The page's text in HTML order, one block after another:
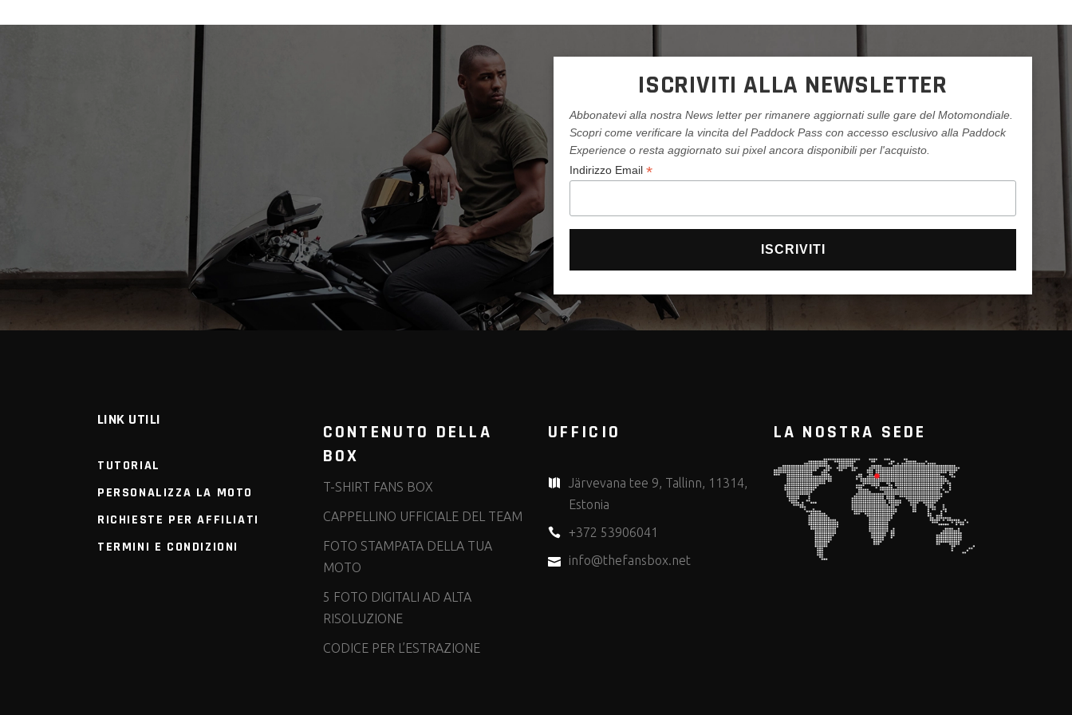
ISCRIVITI ALLA NEWSLETTER
Abbonatevi alla nostra News letter per rimanere aggiornati sulle gare del Motomondiale.
Scopri come verificare la vincita del Paddock Pass con accesso esclusivo alla Paddock
Experience o resta aggiornato sui pixel ancora disponibili per l'acquisto.
Indirizzo Email *
LINK UTILI
TUTORIAL
PERSONALIZZA LA MOTO
RICHIESTE PER AFFILIATI
TERMINI E CONDIZIONI
CONTENUTO DELLA
BOX
T-SHIRT FANS BOX
CAPPELLINO UFFICIALE DEL TEAM
FOTO STAMPATA DELLA TUA
MOTO
5 FOTO DIGITALI AD ALTA
RISOLUZIONE
CODICE PER L’ESTRAZIONE
UFFICIO
Järvevana tee 9, Tallinn, 11314,
Estonia
+372 53906041
info@thefansbox.net
LA NOSTRA SEDE